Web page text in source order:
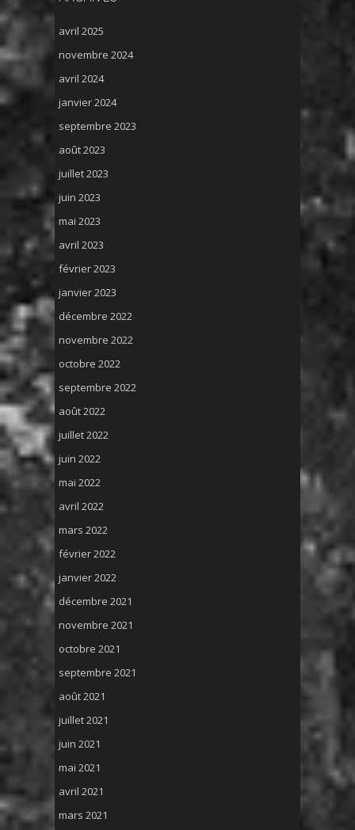
avril 2025
novembre 2024
avril 2024
janvier 2024
septembre 2023
août 2023
juillet 2023
juin 2023
mai 2023
avril 2023
février 2023
janvier 2023
décembre 2022
novembre 2022
octobre 2022
septembre 2022
août 2022
juillet 2022
juin 2022
mai 2022
avril 2022
mars 2022
février 2022
janvier 2022
décembre 2021
novembre 2021
octobre 2021
septembre 2021
août 2021
juillet 2021
juin 2021
mai 2021
avril 2021
mars 2021